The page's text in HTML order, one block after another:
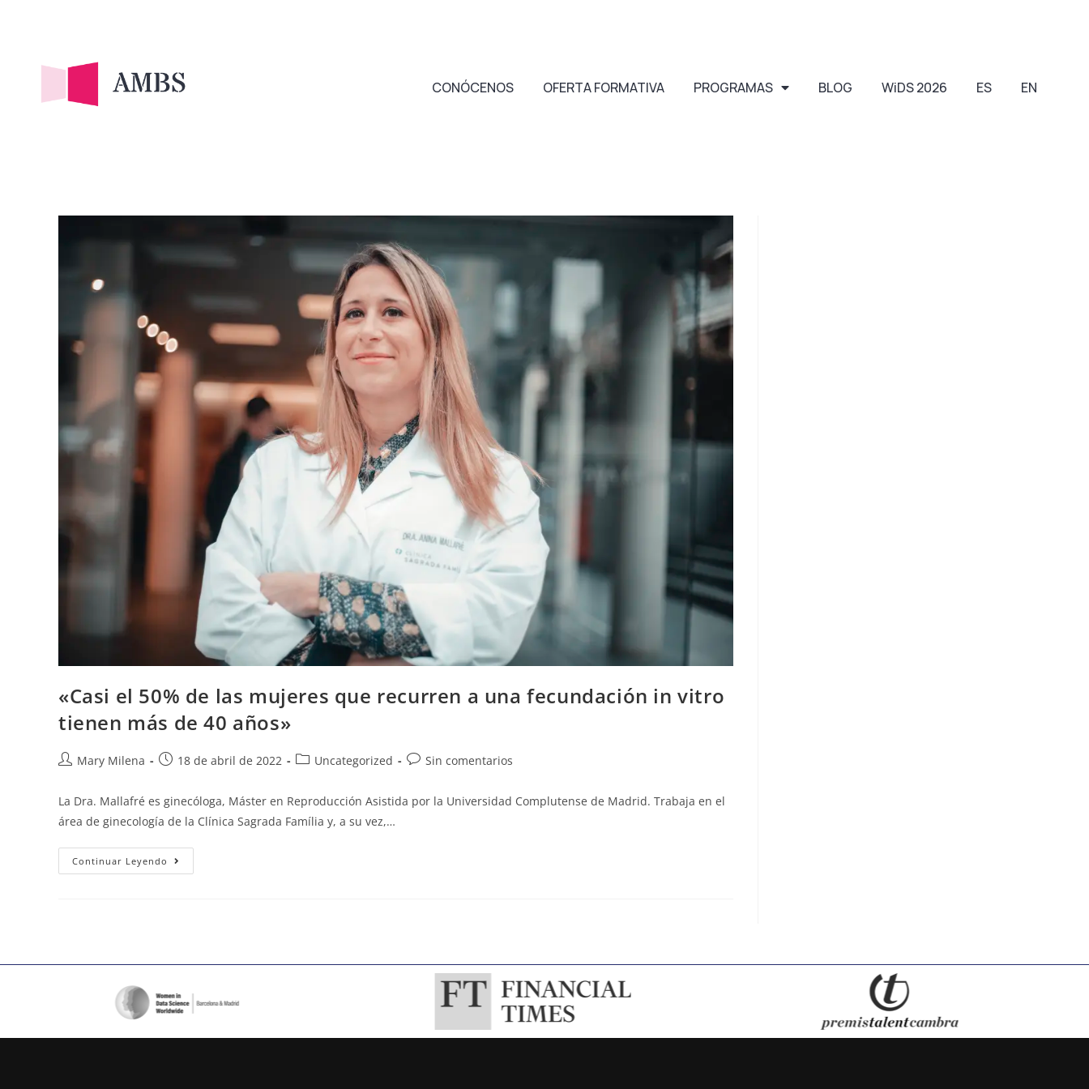
CONÓCENOS OFERTA FORMATIVA PROGRAMAS BLOG WiDS 2026 ES EN
«Casi el 50% de las mujeres que recurren a una fecundación in vitro
tienen más de 40 años»
Mary Milena 18 de abril de 2022 Uncategorized Sin comentarios
La Dra. Mallafré es ginecóloga, Máster en Reproducción Asistida por la Universidad Complutense de Madrid. Trabaja en el
área de ginecología de la Clínica Sagrada Família y, a su vez,…
Continuar Leyendo